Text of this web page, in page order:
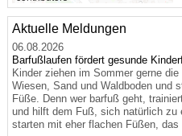
Aktuelle Meldungen
06.08.2026
Barfußlaufen fördert gesunde
Kinder ziehen im Sommer gerne
Wiesen, Sand und Waldboden und
Füße. Denn wer barfuß geht,
und hilft dem Fuß, sich natürlich zu
starten mit eher flachen Füßen, das